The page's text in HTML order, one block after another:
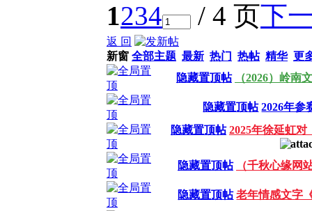
1234 / 4 页下
返 回
新窗 全部主题 最新 热门 热帖 精华 更
隐藏置顶帖
（2026）岭南
隐藏置顶帖 2026年参
隐藏置顶帖 2025年徐延虹
隐藏置顶帖 （千秋心缘网
隐藏置顶帖 老年情感文字